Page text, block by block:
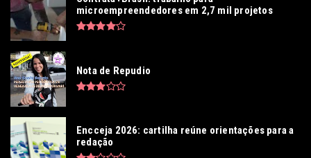
microempreendedores em 2,7 mil projetos
Nota de Repudio
Encceja 2026: cartilha reúne orientações para a
redação